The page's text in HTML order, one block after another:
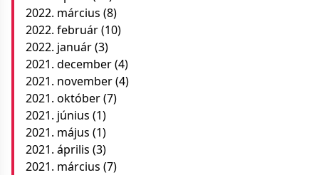
2022. március (8)
2022. február(10)
2022. január(3)
2021. december(4)
2021. november(4)
2021. október(7)
2021. június (1)
2021. május (1)
2021. április (3)
2021. március (7)